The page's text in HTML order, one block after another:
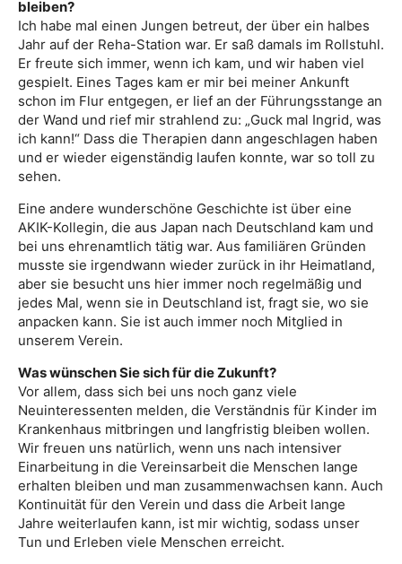
bleiben?
Ich habe mal einen Jungen betreut, der über ein halbes
Jahr auf der Reha-Station war. Er saß damals im Rollstuhl.
Er freute sich immer, wenn ich kam, und wir haben viel
gespielt. Eines Tages kam er mir bei meiner Ankunft
schon im Flur entgegen, er lief an der Führungsstange an
der Wand und rief mir strahlend zu: „Guck mal Ingrid, was
ich kann!“ Dass die Therapien dann angeschlagen haben
und er wieder eigenständig laufen konnte, war so toll zu
sehen.
Eine andere wunderschöne Geschichte ist über eine
AKIK-Kollegin, die aus Japan nach Deutschland kam und
bei uns ehrenamtlich tätig war. Aus familiären Gründen
musste sie irgendwann wieder zurück in ihr Heimatland,
aber sie besucht uns hier immer noch regelmäßig und
jedes Mal, wenn sie in Deutschland ist, fragt sie, wo sie
anpacken kann. Sie ist auch immer noch Mitglied in
unserem Verein.
Was wünschen Sie sich für die Zukunft?
Vor allem, dass sich bei uns noch ganz viele
Neuinteressenten melden, die Verständnis für Kinder im
Krankenhaus mitbringen und langfristig bleiben wollen.
Wir freuen uns natürlich, wenn uns nach intensiver
Einarbeitung in die Vereinsarbeit die Menschen lange
erhalten bleiben und man zusammenwachsen kann. Auch
Kontinuität für den Verein und dass die Arbeit lange
Jahre weiterlaufen kann, ist mir wichtig, sodass unser
Tun und Erleben viele Menschen erreicht.